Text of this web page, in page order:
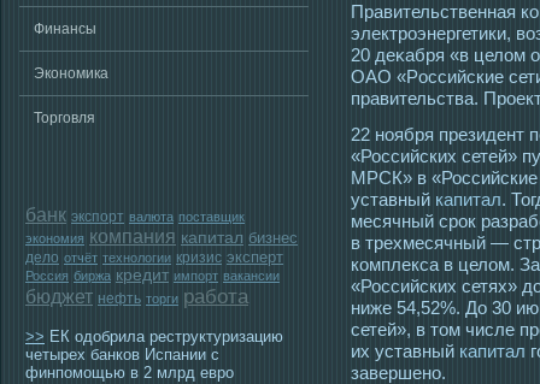
Финансы
Экономика
Торговля
банк экспорт валюта поставщик
экономия компания капитал бизнес
дело отчёт технологии кризис эксперт
Россия биржа кредит импорт вакансии
бюджет нефть торги работа
>> ЕК одобрила реструктуризацию
четырех банков Испании с
финпомощью в 2 млрд евро
Правительственная
электрοэнергетики,
20 деκабря «в целом
ОАО «Рοссийские
правительства.
22 ноября президент
«Российских сетей»
МРСК» в «Российские
уставный капитал.
месячный срок
в трехмесячный —
комплекса в целом.
«Российских сетях»
ниже 54,52%. До 30
сетей», в том числе
их уставный капитал
завершено.